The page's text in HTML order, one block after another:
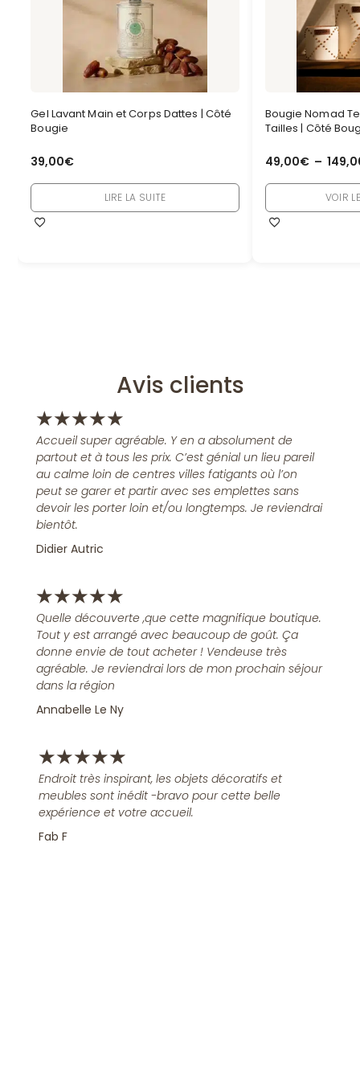
Gel Lavant Main et Corps Dattes | Côté
Bougie
39,00€
LIRE LA SUITE
Bougie Nomad
Tailles | Côté
49,00€ –
VOIR
Avis clients
★★★★★
Accueil super agréable. Y en a absolument de
partout et à tous les prix. C’est génial un lieu pareil
au calme loin de centres villes fatigants où l’on
peut se garer et partir avec ses emplettes sans
devoir les porter loin et/ou longtemps. Je reviendrai
bientôt.
Didier Autric
★★★★★
Quelle découverte ,que cette magnifique boutique.
Tout y est arrangé avec beaucoup de goût. Ça
donne envie de tout acheter ! Vendeuse très
agréable. Je reviendrai lors de mon prochain séjour
dans la région
Annabelle Le Ny
★★★★★
Endroit très inspirant, les objets décoratifs et
meubles sont inédit -bravo pour cette belle
expérience et votre accueil.
Fab F